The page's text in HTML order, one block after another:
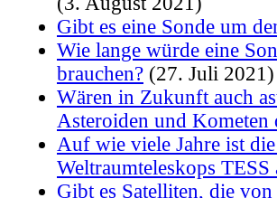
Gibt es eine Sonde um
Wie lange würde eine
brauchen? (27. Juli 2021)
Wären in Zukunft auch
Asteroiden und Kometen
Auf wie viele Jahre ist
Weltraumteleskops TESS
Gibt es Satelliten, die